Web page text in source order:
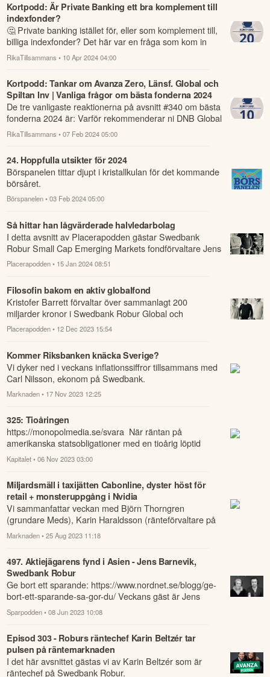
Kortpodd: Är Private Banking ett bra komplement till
indexfonder?
🤔 Private banking istället för, eller som komplement till,
billiga indexfonder? Det här var en fråga som kom in
från er i communityn och mi...
RikaTillsammans • 10 Apr 2024 04:00
Kortpodd: Tankar om Avanza Zero, Länsf. Global och
Spiltan Inv | Vanliga frågor om bästa fonderna 2024
De tre vanligaste reaktionerna på avsnitt #340 om bästa
fonderna 2024 är: Varför rekommenderar ni DNB Global
istället för Länsförsäkringar g...
RikaTillsammans • 07 Feb 2024 05:00
24. Hoppfulla utsikter för 2024
Börspanelen tittar djupt i kristallkulan för det kommande
börsåret.
Börspanelen • 03 Feb 2024 05:00
Så hittar han lågvärderade halvledarbolag
I detta avsnitt av Placerapodden gästar Swedbank
Robur Small Cap Emerging Markets fondförvaltare Jens
Barnevik Karl Lans och Ellinor Beckett...
Placerapodden • 15 Jan 2024 08:51
Filosofin bakom en aktiv globalfond
Kristofer Barrett förvaltar över sammanlagt 200
miljarder kronor i Swedbank Robur Global och
Swedbank Robur Technology.
Placerapodden • 12 Dec 2023 15:54
Kommer Riksbanken knäcka Sverige?
Vi dyker ned i veckans inflationssiffror tillsammans med
Carl Nilsson, ekonom på Swedbank.
Marknaden • 17 Nov 2023 12:25
325: Tioåringen
https://monopolmedia.se/svara När räntan på
amerikanska statsobligationer med en tioårig löptid
nådde fem procent gick amerikanska ekonomip...
Kapitalet • 06 Nov 2023 03:00
Miljardsmäll i taxijätten Cabonline, dyster höst för
retail + monsteruppgång i Nvidia
Vi sammanfattar veckan med Björn Thorngren
(grundare Meds), Karin Haraldsson (ränteförvaltare på
Lannebo fonder) och Kristofer Barrett, akti...
Marknaden • 25 Aug 2023 11:18
497. Aktiejägarens fynd i Asien - Jens Barnevik,
Swedbank Robur
Ge bort ett sparande: https://www.nordnet.se/blogg/ge-
bort-ett-sparande-sa-gor-du/ Veckans gäst är Jens
Barnevik från Swedbank Robur och det...
Sparpodden • 08 Jun 2023 10:08
Episod 303 - Roburs räntechef Karin Beltzér tar
pulsen på räntemarknaden
I det här avsnittet gästas vi av Karin Beltzér som är
räntechef på Swedbank Robur.